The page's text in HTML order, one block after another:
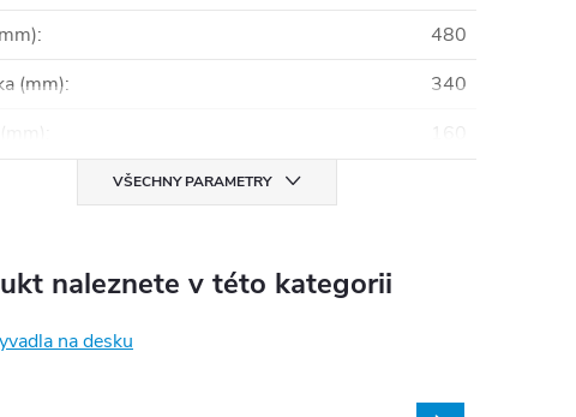
:
480
(mm):
340
VŠECHNY PARAMETRY
naleznete v této kategorii
na desku